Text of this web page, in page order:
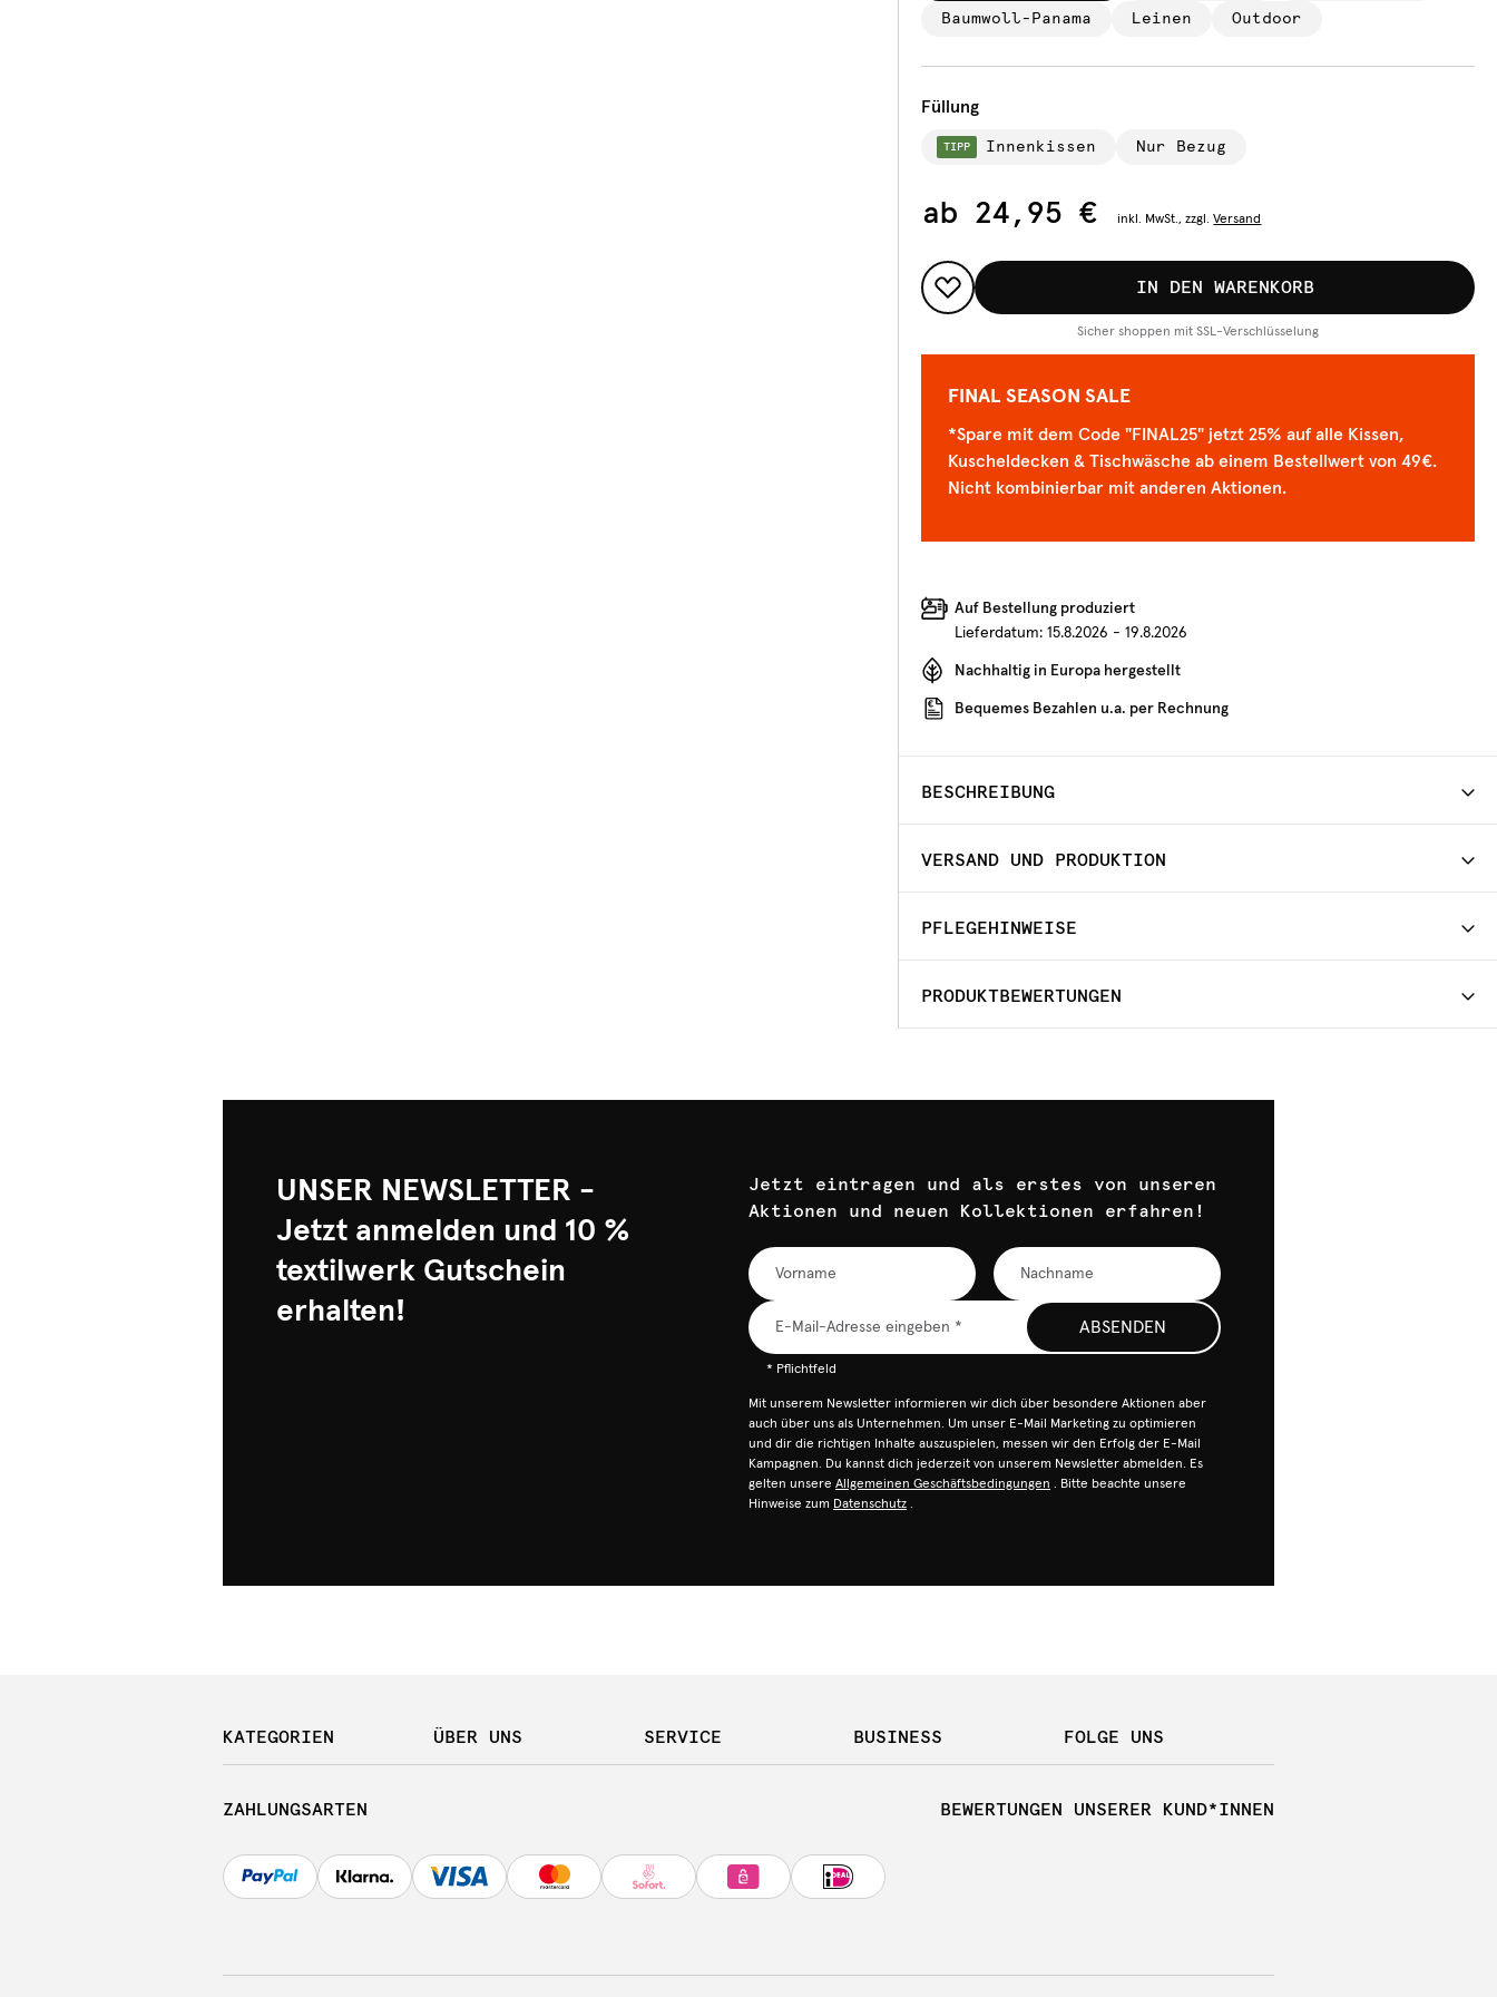
Baumwoll-Panama Leinen Outdoor
Füllung
TIPP Innenkissen Nur Bezug
ab 24,95 € inkl. MwSt., zzgl. Versand
IN DEN WARENKORB
Sicher shoppen mit SSL-Verschlüsselung
FINAL SEASON SALE
*Spare mit dem Code "FINAL25" jetzt 25% auf alle Kissen,
Kuscheldecken & Tischwäsche ab einem Bestellwert von 49€.
Nicht kombinierbar mit anderen Aktionen.
Auf Bestellung produziert
Lieferdatum: 15.8.2026 - 19.8.2026
Nachhaltig in Europa hergestellt
Bequemes Bezahlen u.a. per Rechnung
BESCHREIBUNG
VERSAND UND PRODUKTION
PFLEGEHINWEISE
PRODUKTBEWERTUNGEN
UNSER NEWSLETTER -
Jetzt anmelden und 10 %
textilwerk Gutschein
erhalten!
Jetzt eintragen und als erstes von unseren
Aktionen und neuen Kollektionen erfahren!
ABSENDEN
* Pflichtfeld
Mit unserem Newsletter informieren wir dich über besondere Aktionen aber
auch über uns als Unternehmen. Um unser E-Mail Marketing zu optimieren
und dir die richtigen Inhalte auszuspielen, messen wir den Erfolg der E-Mail
Kampagnen. Du kannst dich jederzeit von unserem Newsletter abmelden. Es
gelten unsere Allgemeinen Geschäftsbedingungen . Bitte beachte unsere
Hinweise zum Datenschutz .
KATEGORIEN ÜBER UNS SERVICE BUSINESS FOLGE UNS
ZAHLUNGSARTEN BEWERTUNGEN UNSERER KUND*INNEN